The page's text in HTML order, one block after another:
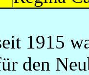
1915
den